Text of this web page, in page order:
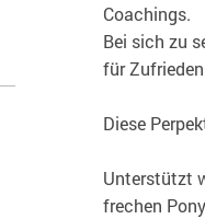
Coachings.
Bei sich zu
für
Diese
Unterstützt
frechen